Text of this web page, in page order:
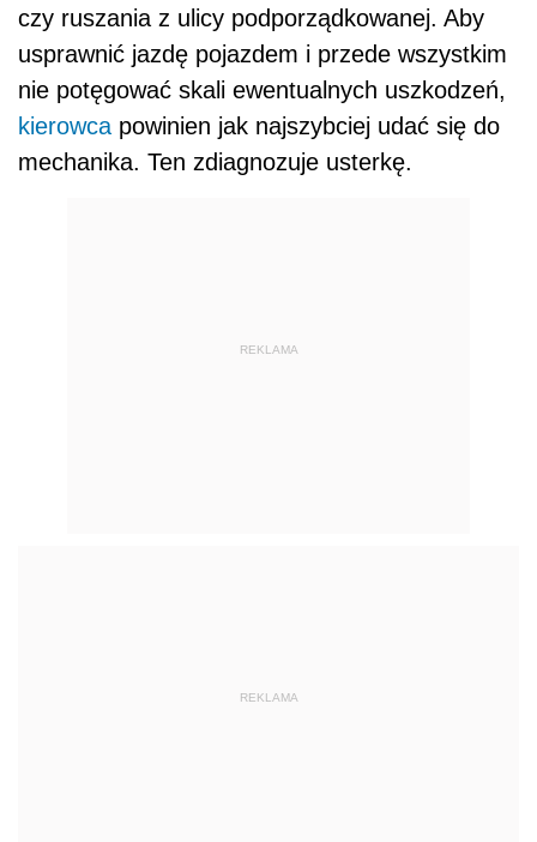
czy ruszania z ulicy podporządkowanej. Aby
usprawnić jazdę pojazdem i przede wszystkim
nie potęgować skali ewentualnych uszkodzeń,
kierowca powinien jak najszybciej udać się do
mechanika. Ten zdiagnozuje usterkę.
REKLAMA
REKLAMA